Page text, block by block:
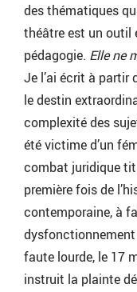
des thématiques
théâtre est un outil
pédagogie. Elle ne
Je l’ai écrit à partir
le destin
complexité des
été victime d’un
combat juridique
première fois de
contemporaine, à
faute lourde, le 17
instruit la plainte